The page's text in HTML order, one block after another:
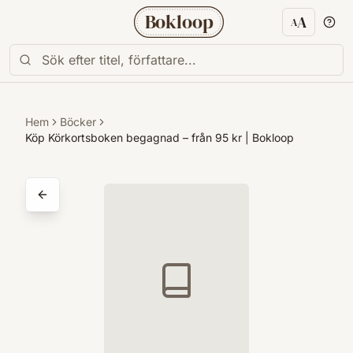
Bokloop AA
Hem
Böcker
Köp Körkortsboken begagnad – från 95 kr | Bokloop